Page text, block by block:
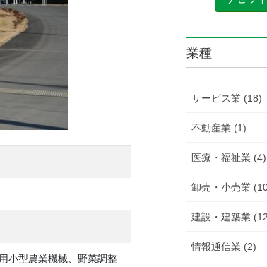
小型農業機械、野菜調整
業種
サービス業 (18)
不動産業 (1)
医療・福祉業 (4)
卸売・小売業
建設・建築業
情報通信業 (2)